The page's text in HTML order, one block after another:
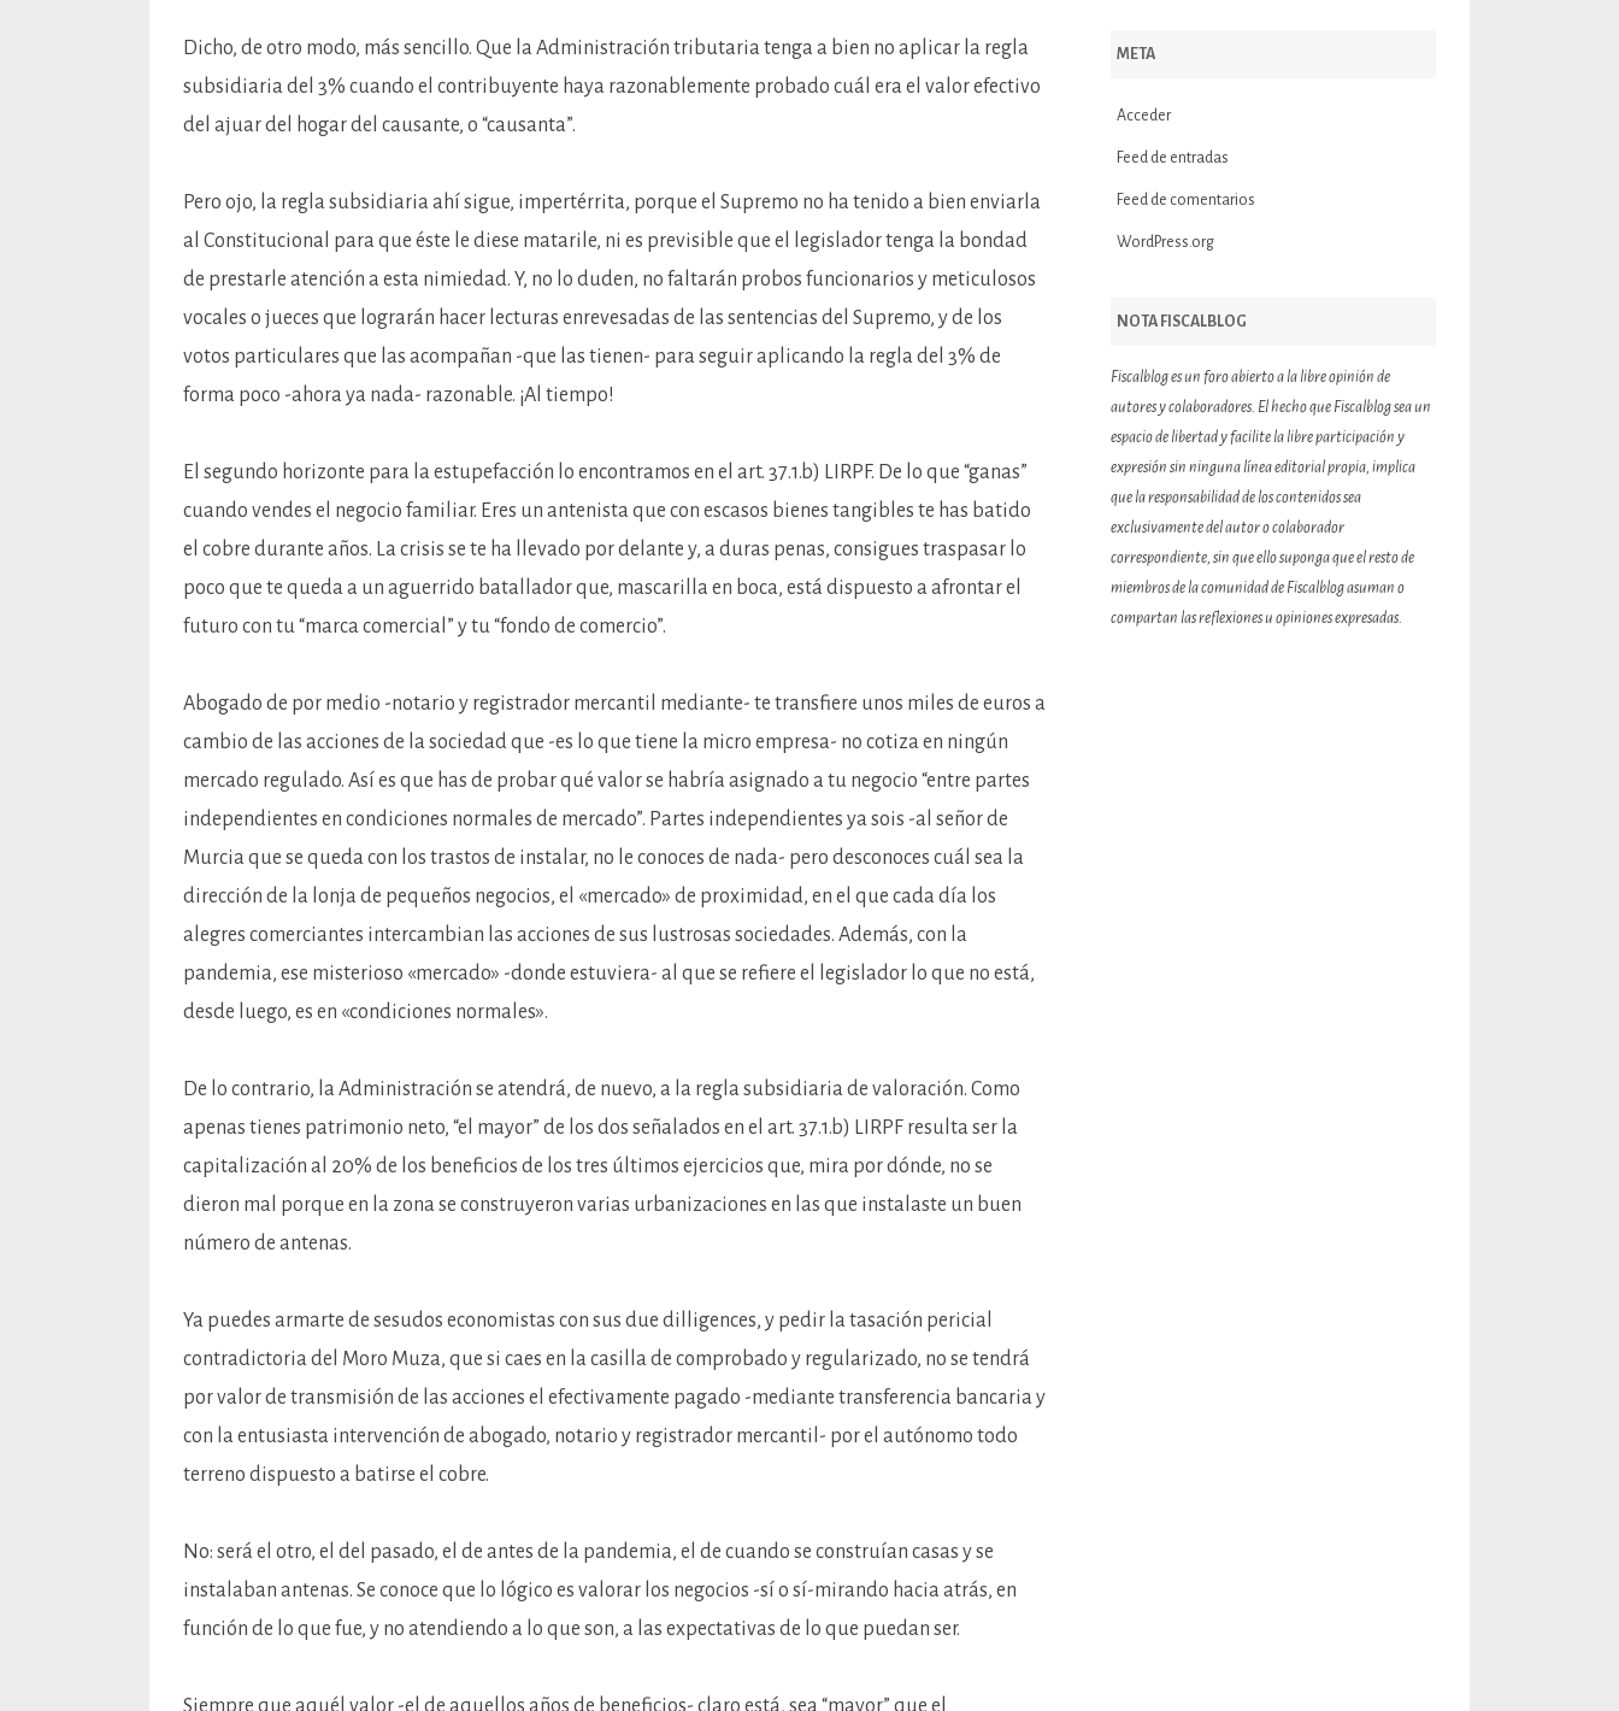
Dicho, de otro modo, más sencillo. Que la Administración tributaria tenga a bien no aplicar la regla
subsidiaria del 3% cuando el contribuyente haya razonablemente probado cuál era el valor efectivo
del ajuar del hogar del causante, o “causanta”.
Pero ojo, la regla subsidiaria ahí sigue, impertérrita, porque el Supremo no ha tenido a bien enviarla
al Constitucional para que éste le diese matarile, ni es previsible que el legislador tenga la bondad
de prestarle atención a esta nimiedad. Y, no lo duden, no faltarán probos funcionarios y meticulosos
vocales o jueces que lograrán hacer lecturas enrevesadas de las sentencias del Supremo, y de los
votos particulares que las acompañan -que las tienen- para seguir aplicando la regla del 3% de
forma poco -ahora ya nada- razonable. ¡Al tiempo!
El segundo horizonte para la estupefacción lo encontramos en el art. 37.1.b) LIRPF. De lo que “ganas”
cuando vendes el negocio familiar. Eres un antenista que con escasos bienes tangibles te has batido
el cobre durante años. La crisis se te ha llevado por delante y, a duras penas, consigues traspasar lo
poco que te queda a un aguerrido batallador que, mascarilla en boca, está dispuesto a afrontar el
futuro con tu “marca comercial” y tu “fondo de comercio”.
Abogado de por medio -notario y registrador mercantil mediante- te transfiere unos miles de euros a
cambio de las acciones de la sociedad que -es lo que tiene la micro empresa- no cotiza en ningún
mercado regulado. Así es que has de probar qué valor se habría asignado a tu negocio “entre partes
independientes en condiciones normales de mercado”. Partes independientes ya sois -al señor de
Murcia que se queda con los trastos de instalar, no le conoces de nada- pero desconoces cuál sea la
dirección de la lonja de pequeños negocios, el «mercado» de proximidad, en el que cada día los
alegres comerciantes intercambian las acciones de sus lustrosas sociedades. Además, con la
pandemia, ese misterioso «mercado» -donde estuviera- al que se refiere el legislador lo que no está,
desde luego, es en «condiciones normales».
De lo contrario, la Administración se atendrá, de nuevo, a la regla subsidiaria de valoración. Como
apenas tienes patrimonio neto, “el mayor” de los dos señalados en el art. 37.1.b) LIRPF resulta ser la
capitalización al 20% de los beneficios de los tres últimos ejercicios que, mira por dónde, no se
dieron mal porque en la zona se construyeron varias urbanizaciones en las que instalaste un buen
número de antenas.
Ya puedes armarte de sesudos economistas con sus due dilligences, y pedir la tasación pericial
contradictoria del Moro Muza, que si caes en la casilla de comprobado y regularizado, no se tendrá
por valor de transmisión de las acciones el efectivamente pagado -mediante transferencia bancaria y
con la entusiasta intervención de abogado, notario y registrador mercantil- por el autónomo todo
terreno dispuesto a batirse el cobre.
No: será el otro, el del pasado, el de antes de la pandemia, el de cuando se construían casas y se
instalaban antenas. Se conoce que lo lógico es valorar los negocios -sí o sí-mirando hacia atrás, en
función de lo que fue, y no atendiendo a lo que son, a las expectativas de lo que puedan ser.
Siempre que aquél valor -el de aquellos años de beneficios- claro está, sea “mayor” que el
META
Acceder
Feed de entradas
Feed de comentarios
WordPress.org
NOTA FISCALBLOG
Fiscalblog es un foro abierto a la libre opinión de
autores y colaboradores. El hecho que Fiscalblog sea un
espacio de libertad y facilite la libre participación y
expresión sin ninguna línea editorial propia, implica
que la responsabilidad de los contenidos sea
exclusivamente del autor o colaborador
correspondiente, sin que ello suponga que el resto de
miembros de la comunidad de Fiscalblog asuman o
compartan las reflexiones u opiniones expresadas.